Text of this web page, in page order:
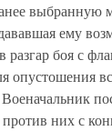
выбранную
ему
разгар боя с
опустошения
них с